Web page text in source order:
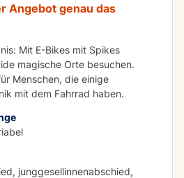
Angebot genau das
Mit E-Bikes mit Spikes
magische Orte besuchen.
Menschen, die einige
mit dem Fahrrad haben.
junggesellinnenabschied,